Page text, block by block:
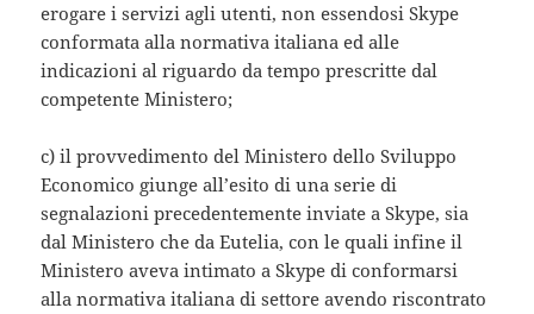
erogare i servizi agli utenti, non essendosi Skype
conformata alla normativa italiana ed alle
indicazioni al riguardo da tempo prescritte dal
competente Ministero;
c) il provvedimento del Ministero dello Sviluppo
Economico giunge all’esito di una serie di
segnalazioni precedentemente inviate a Skype, sia
dal Ministero che da Eutelia, con le quali infine il
Ministero aveva intimato a Skype di conformarsi
alla normativa italiana di settore avendo riscontrato